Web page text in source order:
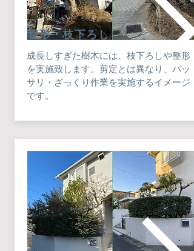
​整形・枝下ろし
成長しすぎた樹木には、枝下ろしや整形
を実施致します。剪定とは異なり、バッ
サリ・ざっくり作業を実施するイメージ
です。